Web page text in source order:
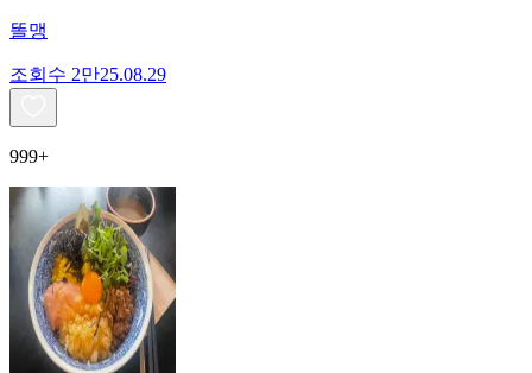
똘맹
조회수 2만25.08.29
999+